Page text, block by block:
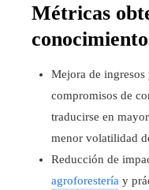
Métricas
Mejora de ingresos
compromisos de
traducirse en
menor volatilidad
Reducción de
agroforestería y